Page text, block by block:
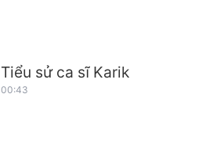
Tiểu sử ca sĩ Karik
00:43